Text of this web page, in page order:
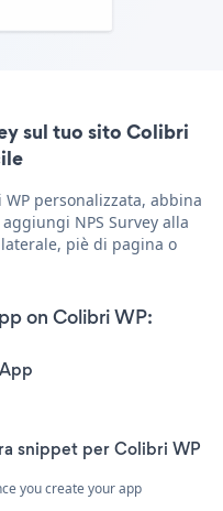
sul tuo sito Colibri
WP personalizzata, abbina
NPS Survey alla
piè di pagina o
on Colibri WP:
snippet per Colibri WP
you create your app